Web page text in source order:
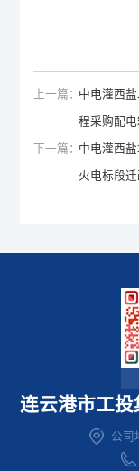
上一篇：中电灌西
程采购配
下一篇：中电灌西
火电标段
连云港市工投
公司